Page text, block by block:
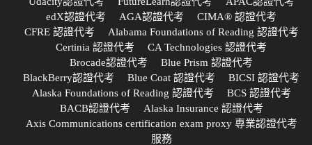
edX認證代考
AGA認證代考
CIMA® 認證代考
CFRE 認證代考
Alabama Foundations of Reading 認證代考
Certinia 認證代考
CA Technologies 認證代考
Brocade認證代考
Blue Prism 認證代考
BlackBerry認證代考
Blue Coat 認證代考
BICSI 認證代考
Alaska Foundations of Reading 認證代考
BCS 認證代考
BACB認證代考
Alaska Insurance 認證代考
Axis Communications certification exam proxy 專業認證代考
服務